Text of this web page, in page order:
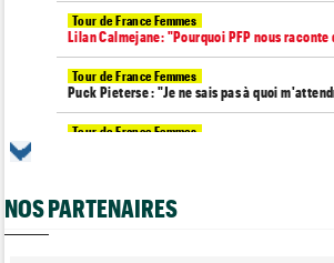
Tour de France Femmes
Lilan Calmejane: "Pourquoi PFP nous raconte
Tour de France Femmes
Puck Pieterse : "Je ne sais pas à quoi
Tour de France Femmes
Felix Gall : "Ma 1ère victoire au général : un
NOS PARTENAIRES